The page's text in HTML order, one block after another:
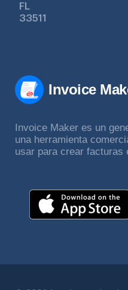
Invoice
Invoice Maker es un
una herramienta
usar para crear facturas
FL
33511